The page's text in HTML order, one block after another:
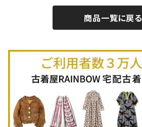
古着ポロシャツ
古着長袖ポロシャツ
古着スウェット
古着パーカー
古着タンクトップ
古着羽織り
古着ミニ丈スカート (丈56-75cm)
Autumn / Winter
商品一覧に戻る